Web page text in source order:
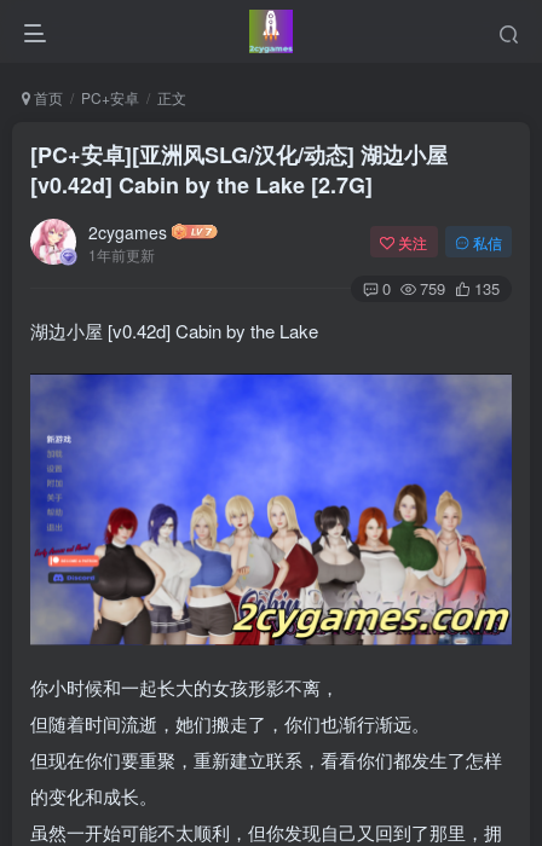
首页 PC+安卓 正文
[PC+安卓][亚洲风SLG/汉化/动态] 湖边小屋
[v0.42d] Cabin by the Lake [2.7G]
2cygames
1年前更新
关注 私信
0 759 135
湖边小屋 [v0.42d] Cabin by the Lake
你小时候和一起长大的女孩形影不离，
但随着时间流逝，她们搬走了，你们也渐行渐远。
但现在你们要重聚，重新建立联系，看看你们都发生了怎样
的变化和成长。
虽然一开始可能不太顺利，但你发现自己又回到了那里，拥